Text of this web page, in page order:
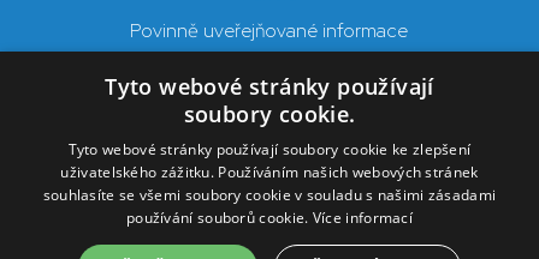
Povinně uveřejňované informace
Cookies nastavení
Tyto webové stránky používají
soubory cookie.
Tyto webové stránky používají soubory cookie ke zlepšení
uživatelského zážitku. Používáním našich webových stránek
souhlasíte se všemi soubory cookie v souladu s našimi zásadami
používání souborů cookie. Více informací